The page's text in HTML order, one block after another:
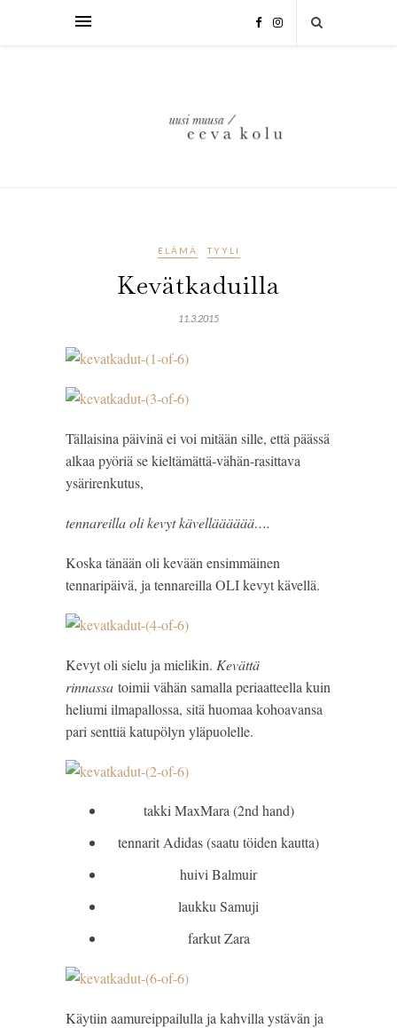
ELÄMÄ TYYLI
Kevätkaduilla
11.3.2015
Tällaisina päivinä ei voi mitään sille, että päässä
alkaa pyöriä se kieltämättä-vähän-rasittava
ysärirenkutus,
tennareilla oli kevyt kävellääääää….
Koska tänään oli kevään ensimmäinen
tennaripäivä, ja tennareilla OLI kevyt kävellä.
Kevyt oli sielu ja mielikin. Kevättä
rinnassa toimii vähän samalla periaatteella kuin
heliumi ilmapallossa, sitä huomaa kohoavansa
pari senttiä katupölyn yläpuolelle.
takki MaxMara (2nd hand)
tennarit Adidas (saatu töiden kautta)
huivi Balmuir
laukku Samuji
farkut Zara
Käytiin aamureippailulla ja kahvilla ystävän ja